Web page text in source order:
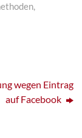
,
wegen Eintrag
auf Facebook